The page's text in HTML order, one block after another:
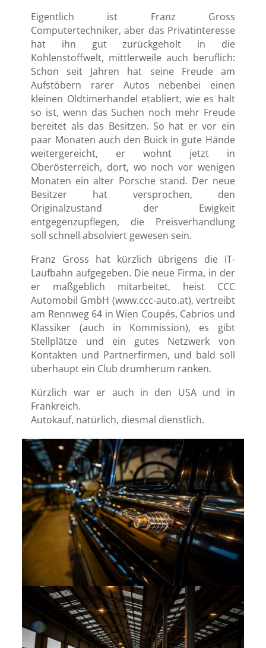
Eigentlich ist Franz Gross
Computertechniker, aber das Privatinteresse
hat ihn gut zurückgeholt in die
Kohlenstoffwelt, mittlerweile auch beruflich:
Schon seit Jahren hat seine Freude am
Aufstöbern rarer Autos nebenbei einen
kleinen Oldtimerhandel etabliert, wie es halt
so ist, wenn das Suchen noch mehr Freude
bereitet als das Besitzen. So hat er vor ein
paar Monaten auch den Buick in gute Hände
weitergereicht, er wohnt jetzt in
Oberösterreich, dort, wo noch vor wenigen
Monaten ein alter Porsche stand. Der neue
Besitzer hat versprochen, den
Originalzustand der Ewigkeit
entgegenzupflegen, die Preisverhandlung
soll schnell absolviert gewesen sein.
Franz Gross hat kürzlich übrigens die IT-
Laufbahn aufgegeben. Die neue Firma, in der
er maßgeblich mitarbeitet, heist CCC
Automobil GmbH (www.ccc-auto.at), vertreibt
am Rennweg 64 in Wien Coupés, Cabrios und
Klassiker (auch in Kommission), es gibt
Stellplätze und ein gutes Netzwerk von
Kontakten und Partnerfirmen, und bald soll
überhaupt ein Club drumherum ranken.
Kürzlich war er auch in den USA und in
Frankreich.
Autokauf, natürlich, diesmal dienstlich.